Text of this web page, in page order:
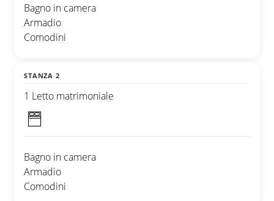
Bagno in camera
Armadio
Comodini
STANZA 2
1 Letto matrimoniale
Bagno in camera
Armadio
Comodini